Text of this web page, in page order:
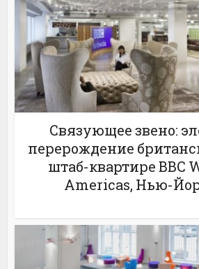
Связующее звено:
перерождение
штаб-квартире BBC
Americas, Нью-